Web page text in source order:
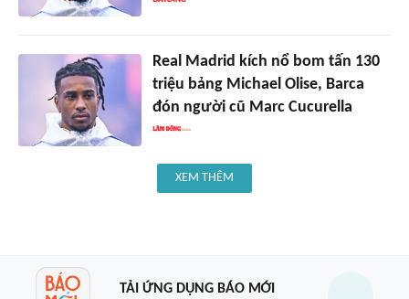
Real Madrid kích nổ bom tấn 130
triệu bảng Michael Olise, Barca
đón người cũ Marc Cucurella
XEM THÊM
TẢI ỨNG DỤNG BÁO MỚI